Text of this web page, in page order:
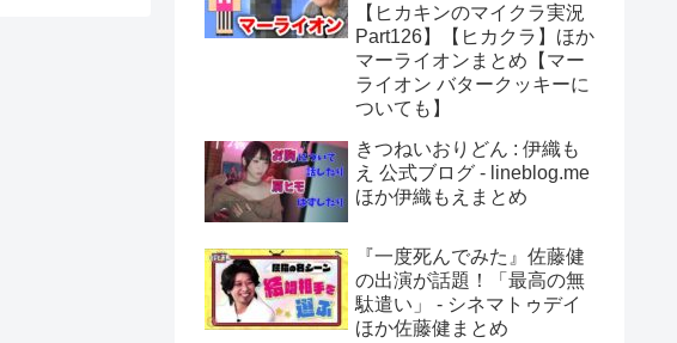
【ヒカキンのマイクラ実況
Part126】【ヒカクラ】ほか
マーライオンまとめ【マー
ライオン バタークッキーに
ついても】
きつねいおりどん : 伊織も
え 公式ブログ - lineblog.me
ほか伊織もえまとめ
『一度死んでみた』佐藤健
の出演が話題！「最高の無
駄遣い」 - シネマトゥデイ
ほか佐藤健まとめ